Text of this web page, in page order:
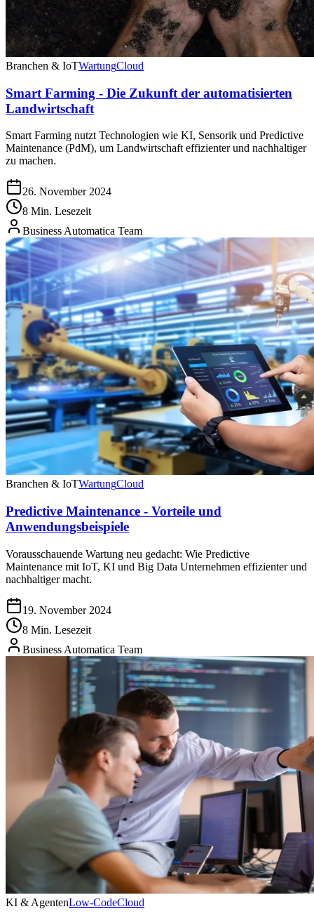
Branchen & IoTWartungCloud
Smart Farming - Die Zukunft der automatisierten
Landwirtschaft
Smart Farming nutzt Technologien wie KI, Sensorik und Predictive
Maintenance (PdM), um Landwirtschaft effizienter und nachhaltiger
zu machen.
26. November 2024
8 Min. Lesezeit
Business Automatica Team
Branchen & IoTWartungCloud
Predictive Maintenance - Vorteile und
Anwendungsbeispiele
Vorausschauende Wartung neu gedacht: Wie Predictive
Maintenance mit IoT, KI und Big Data Unternehmen effizienter und
nachhaltiger macht.
19. November 2024
8 Min. Lesezeit
Business Automatica Team
KI & AgentenLow-CodeCloud